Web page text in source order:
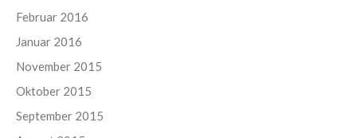
Februar 2016
Januar 2016
November 2015
Oktober 2015
September 2015